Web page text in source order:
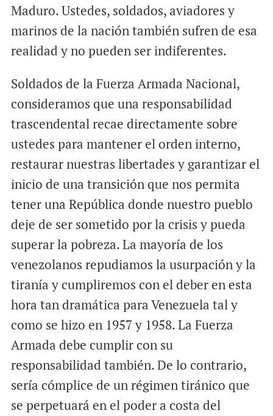
Maduro. Ustedes, soldados, aviadores y
marinos de la nación también sufren de esa
realidad y no pueden ser indiferentes.
Soldados de la Fuerza Armada Nacional,
consideramos que una responsabilidad
trascendental recae directamente sobre
ustedes para mantener el orden interno,
restaurar nuestras libertades y garantizar el
inicio de una transición que nos permita
tener una República donde nuestro pueblo
deje de ser sometido por la crisis y pueda
superar la pobreza. La mayoría de los
venezolanos repudiamos la usurpación y la
tiranía y cumpliremos con el deber en esta
hora tan dramática para Venezuela tal y
como se hizo en 1957 y 1958. La Fuerza
Armada debe cumplir con su
responsabilidad también. De lo contrario,
sería cómplice de un régimen tiránico que
se perpetuará en el poder a costa del